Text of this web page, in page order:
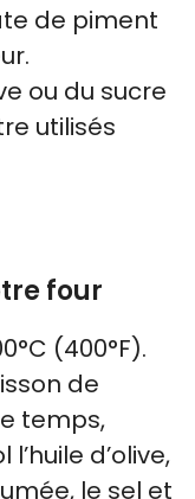
de piment
ou du sucre
utilisés
four
(400°F).
de
temps,
d’olive,
le sel et